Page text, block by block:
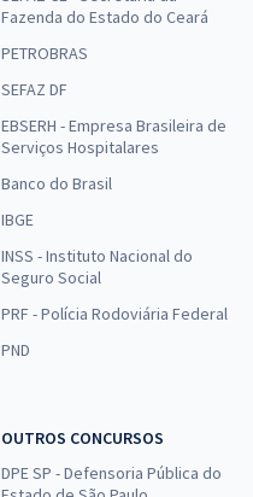
Fazenda do Estado do Ceará
PETROBRAS
SEFAZ DF
EBSERH - Empresa Brasileira de
Serviços Hospitalares
Banco do Brasil
IBGE
INSS - Instituto Nacional do
Seguro Social
PRF - Polícia Rodoviária Federal
PND
OUTROS CONCURSOS
DPE SP - Defensoria Pública do